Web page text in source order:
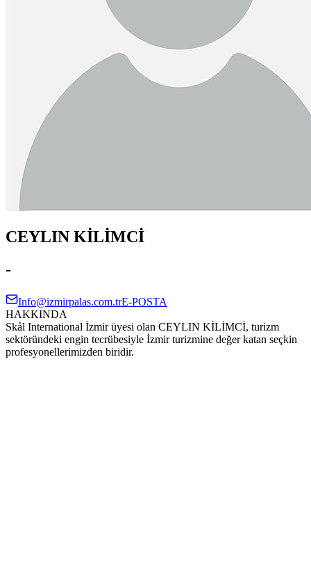
CEYLIN KİLİMCİ
-
Info@izmirpalas.com.trE-POSTA
HAKKINDA
Skål International İzmir üyesi olan CEYLIN KİLİMCİ, turizm
sektöründeki engin tecrübesiyle İzmir turizmine değer katan seçkin
profesyonellerimizden biridir.